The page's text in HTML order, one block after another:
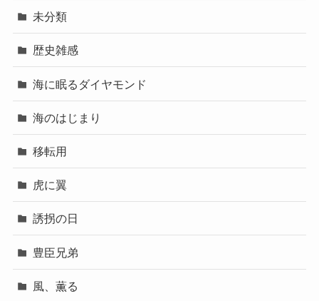
未分類
歴史雑感
海に眠るダイヤモンド
海のはじまり
移転用
虎に翼
誘拐の日
豊臣兄弟
風、薫る